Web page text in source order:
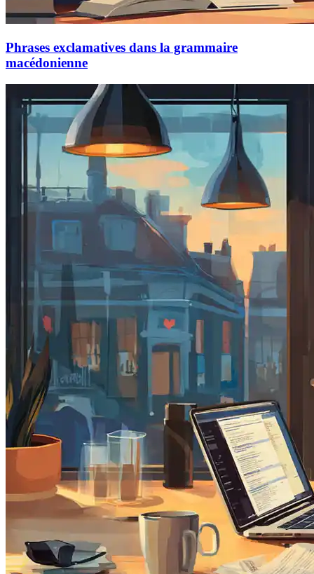
Phrases exclamatives dans la grammaire
macédonienne